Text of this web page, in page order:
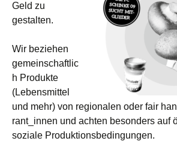
Geld zu
gestalten.
Wir beziehen
gemeinschaftlic
h Produkte
(Lebensmittel
und mehr) von regio­nalen oder fair
rant_innen und achten besonders­ auf
soziale Produktionsbedingungen.